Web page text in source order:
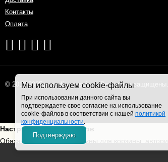
Контакты
Оплата
© 2018-2025 superfine-russia.ru Все права защищены.
Мы используем cookie-файлы
При использовании данного сайта вы
подтверждаете свое согласие на использование
cookie-файлов в соответствии с нашей политикой
конфиденциальности.
Подтверждаю
Настройки cookie-файлов
Обязательные cookies нужны для корзины,